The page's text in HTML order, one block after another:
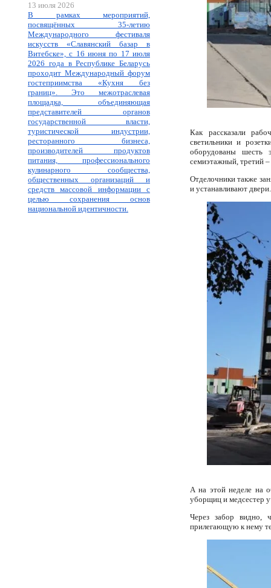
13 июля 2026
В рамках мероприятий,
посвящённых 35-летию
Международного фестиваля
искусств «Славянский базар в
Витебске», с 16 июня по 17 июля
2026 года в Республике Беларусь
проходит Международный форум
гостеприимства «Кухня без
границ». Это межотраслевая
площадка, объединяющая
представителей органов
государственной власти,
туристической индустрии,
ресторанного бизнеса,
производителей продуктов
питания, профессионального
кулинарного сообщества,
общественных организаций и
средств массовой информации с
целью сохранения основ
национальной идентичности.
Как рассказали
светильники и
оборудованы шесть
семиэтажный, третий
Отделочники также
и устанавливают
А на этой неделе на
уборщиц и медсестер
Через забор видно,
прилегающую к нему